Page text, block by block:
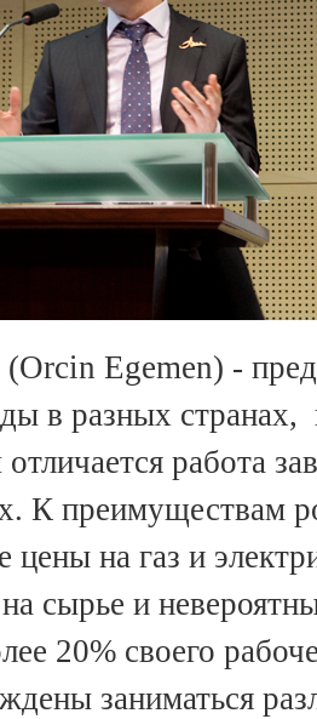
Egemen) -
в разных странах,
отличается работа
К преимуществам
цены на газ и
сырье и
20% своего
заниматься